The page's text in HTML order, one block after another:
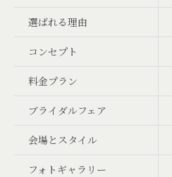
選ばれる理由
コンセプト
料金プラン
ブライダルフェア
会場とスタイル
フォトギャラリー